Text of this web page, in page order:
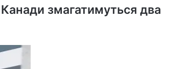
Канади змагатимуться два